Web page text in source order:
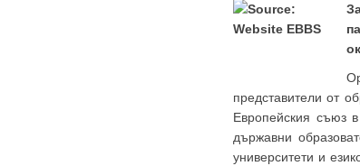
представители от
Европейския съюз
държавни
университети и